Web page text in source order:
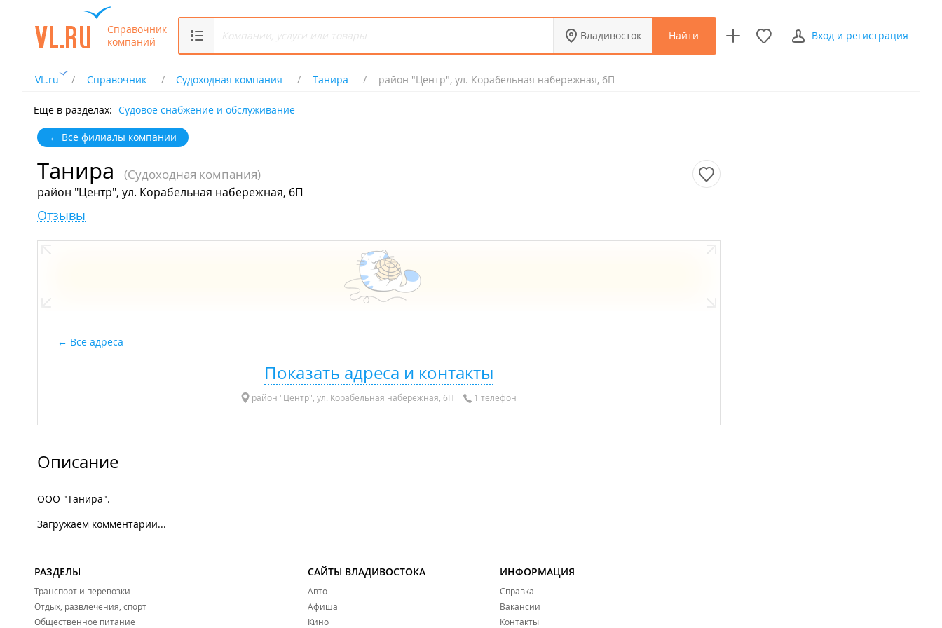
Справочник
компаний
Владивосток Найти Вход и регистрация
VL.ru Справочник Судоходная компания Танира район "Центр", ул. Корабельная набережная, 6П
Ещё в разделах: Судовое снабжение и обслуживание
← Все филиалы компании
Танира (Судоходная компания)
район "Центр", ул. Корабельная набережная, 6П
Отзывы
Все адреса
Показать адреса и контакты
район "Центр", ул. Корабельная набережная, 6П 1 телефон
Описание
ООО "Танира".
Загружаем комментарии...
РАЗДЕЛЫ
Транспорт и перевозки
Отдых, развлечения, спорт
Общественное питание
САЙТЫ ВЛАДИВОСТОКА
Авто
Афиша
Кино
ИНФОРМАЦИЯ
Справка
Вакансии
Контакты